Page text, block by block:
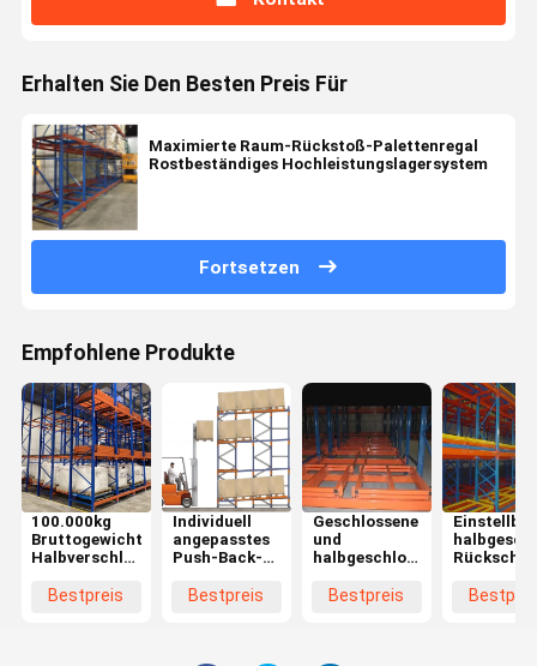
Erhalten Sie Den Besten Preis Für
Maximierte Raum-Rückstoß-Palettenregal
Rostbeständiges Hochleistungslagersystem
Fortsetzen
Empfohlene Produkte
100.000kg
Bruttogewicht
Halbverschlossenes
Palettenregal
Bestpreis
Individuell
angepasstes
Push-Back-
fürBestpreis
Geschlossene
und
halbgeschlossene
Schwerlastreckensysteme
Bestpreis
für den